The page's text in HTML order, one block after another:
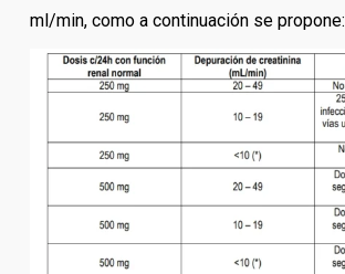
ml/min, como a continuación se propone: